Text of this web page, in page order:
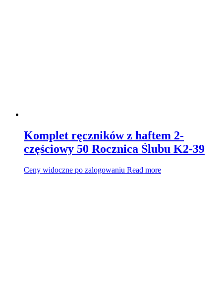
Komplet ręczników z haftem 2-
częściowy 50 Rocznica Ślubu K2-39
Ceny widoczne po zalogowaniu Read more